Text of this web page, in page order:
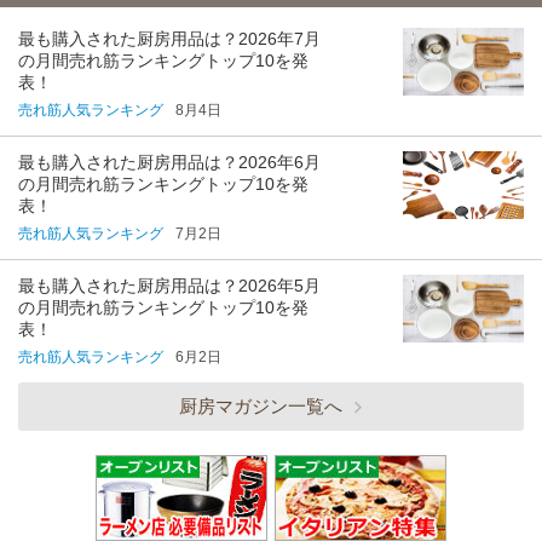
最も購入された厨房用品は？2026年7月
の月間売れ筋ランキングトップ10を発
表！
売れ筋人気ランキング 8月4日
最も購入された厨房用品は？2026年6月
の月間売れ筋ランキングトップ10を発
表！
売れ筋人気ランキング 7月2日
最も購入された厨房用品は？2026年5月
の月間売れ筋ランキングトップ10を発
表！
売れ筋人気ランキング 6月2日
厨房マガジン一覧へ